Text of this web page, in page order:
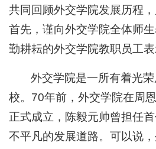
共同回顾外交学院发展历程，
首先，谨向外交学院全体师
勤耕耘的外交学院教职员工表
外交学院是一所有着光
校。70年前，外交学院在周
正式成立，陈毅元帅曾担任
不平凡的发展道路。可以说